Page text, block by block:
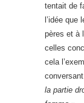
tentait de
l’idée que
pères et à
celles
cela
la partie